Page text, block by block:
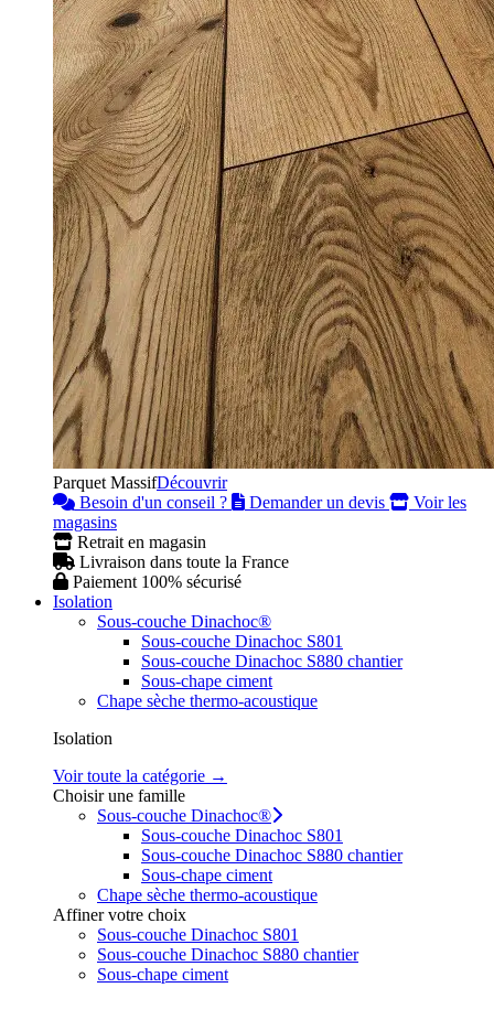
Parquet MassifDécouvrir
Besoin d'un conseil ?
Demander un devis
Voir les
magasins
Retrait en magasin
Livraison dans toute la France
Paiement 100% sécurisé
Isolation
Sous-couche Dinachoc®
Sous-couche Dinachoc S801
Sous-couche Dinachoc S880 chantier
Sous-chape ciment
Chape sèche thermo-acoustique
Isolation
Voir toute la catégorie →
Choisir une famille
Sous-couche Dinachoc®
Sous-couche Dinachoc S801
Sous-couche Dinachoc S880 chantier
Sous-chape ciment
Chape sèche thermo-acoustique
Affiner votre choix
Sous-couche Dinachoc S801
Sous-couche Dinachoc S880 chantier
Sous-chape ciment